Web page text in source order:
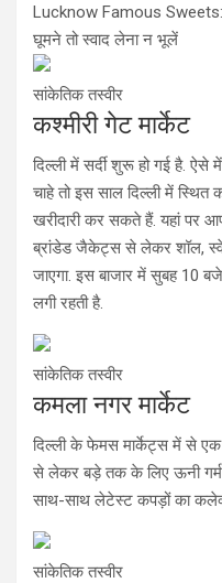
Lucknow Famous
घूमने तो स्वाद लेना न भूलें
सांकेतिक तस्वीर
कश्मीरी गेट मार्केट
दिल्ली में सर्दी शुरू हो गई है. ऐसे
चाहे तो इस साल दिल्ली में स्थित
खरीदारी कर सकते हैं. यहां पर
ब्रांडेड जैकेट्स से लेकर शॉल,
जाएगा. इस बाजार में सुबह 10
लगी रहती है.
सांकेतिक तस्वीर
कमला नगर मार्केट
दिल्ली के फेमस मार्केट्स में से एक
से लेकर बड़े तक के लिए ऊनी
साथ-साथ लेटेस्ट कपड़ों का
सांकेतिक तस्वीर